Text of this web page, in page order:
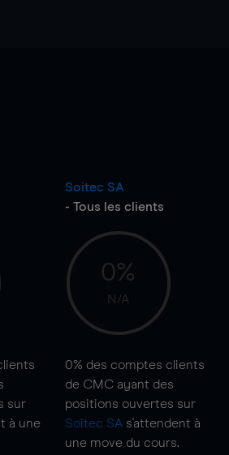
sur
à une
Soitec SA
- Tous les clients
0%
N/A
0% des comptes clients
de CMC ayant des
positions ouvertes sur
Soitec SA s'attendent à
une move du cours.